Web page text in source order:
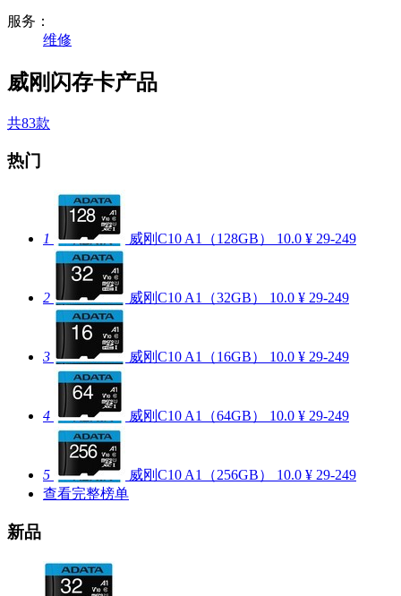
服务：
维修
威刚闪存卡产品
共83款
热门
1 威刚C10 A1（128GB） 10.0 ¥ 29-249
2 威刚C10 A1（32GB） 10.0 ¥ 29-249
3 威刚C10 A1（16GB） 10.0 ¥ 29-249
4 威刚C10 A1（64GB） 10.0 ¥ 29-249
5 威刚C10 A1（256GB） 10.0 ¥ 29-249
查看完整榜单
新品